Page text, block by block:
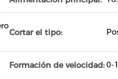
Cortar el tipo:
Formación de velocidad: 0-